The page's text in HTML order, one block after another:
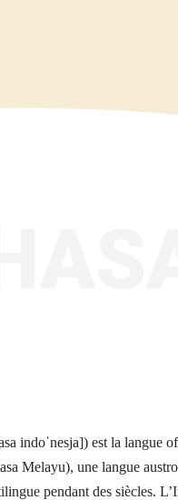
indoˈnesja]) est la langue
Melayu), une langue
pendant des siècles.